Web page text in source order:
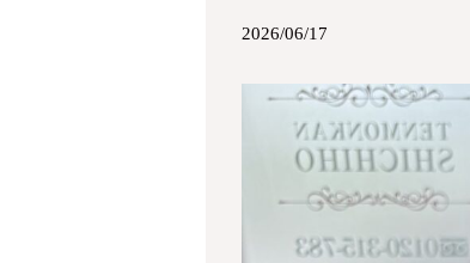
2026/06/17